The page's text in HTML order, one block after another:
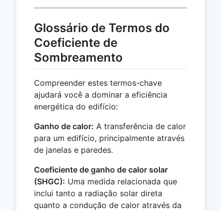
Glossário de Termos do
Coeficiente de
Sombreamento
Compreender estes termos-chave
ajudará você a dominar a eficiência
energética do edifício:
Ganho de calor: A transferência de calor
para um edifício, principalmente através
de janelas e paredes.
Coeficiente de ganho de calor solar
(SHGC): Uma medida relacionada que
inclui tanto a radiação solar direta
quanto a condução de calor através da